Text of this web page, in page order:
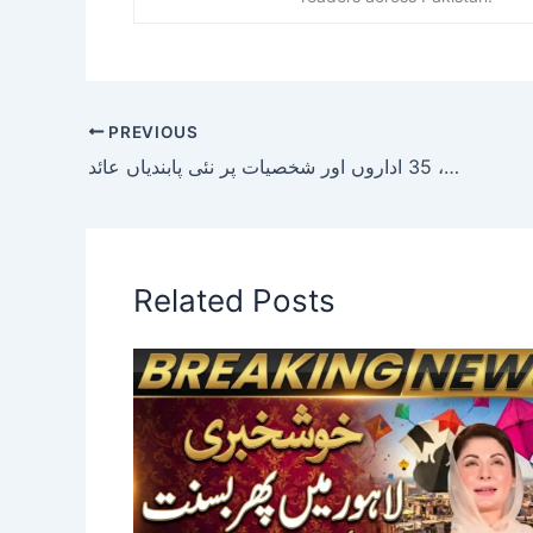
PREVIOUS
ایران پر امریکی شکنجہ مزید سخت، 35 اداروں اور شخصیات پر نئی پابندیاں عائد
Related Posts